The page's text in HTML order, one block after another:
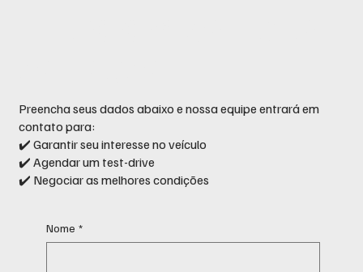
Preencha seus dados abaixo e nossa equipe entrará em
contato para:
✔️ Garantir seu interesse no veículo
✔️ Agendar um test-drive
✔️ Negociar as melhores condições
Nome *